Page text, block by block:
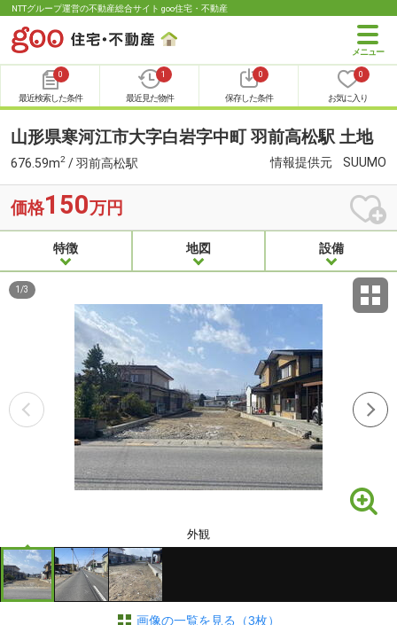
NTTグループ運営の不動産総合サイト goo住宅・不動産
0
最近検索した条件
1
最近見た物件
0
保存した条件
0
お気に入り
山形県寒河江市大字白岩字中町 羽前高松駅 土地
676.59m2 / 羽前高松駅 情報提供元 SUUMO
価格150万円
特徴 地図 設備
外観
1 /3
画像の一覧を見る（3枚）